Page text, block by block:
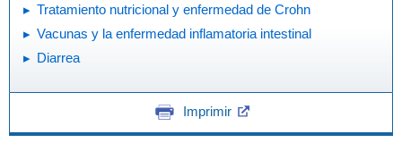
Tratamiento nutricional y enfermedad de Crohn
Vacunas y la enfermedad inflamatoria intestinal
Diarrea
Imprimir